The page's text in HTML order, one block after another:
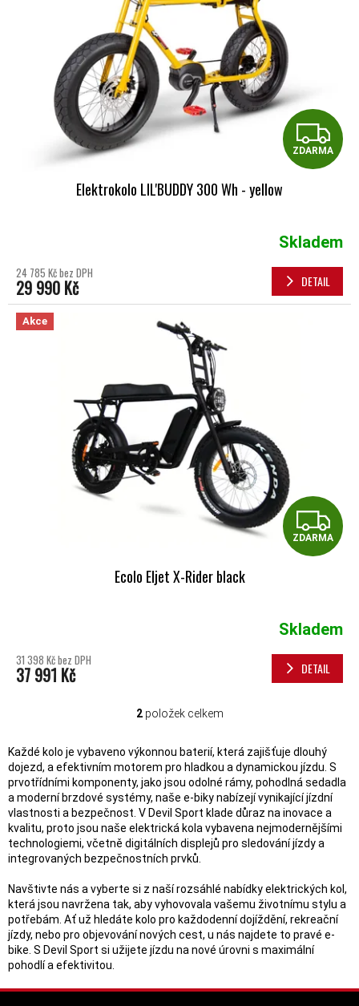
ZDARMA
Elektrokolo LIL'BUDDY 300 Wh - yellow
Skladem
24 785 Kč bez DPH
29 990 Kč DETAIL
Akce
ZDARMA
Ecolo Eljet X-Rider black
Skladem
31 398 Kč bez DPH
37 991 Kč DETAIL
OVLÁDACÍ PRVKY VÝPISU
2položek celkem
Každé kolo je vybaveno výkonnou baterií, která zajišťuje dlouhý
dojezd, a efektivním motorem pro hladkou a dynamickou jízdu. S
prvotřídními komponenty, jako jsou odolné rámy, pohodlná sedadla
a moderní brzdové systémy, naše e-biky nabízejí vynikající jízdní
vlastnosti a bezpečnost. V Devil Sport klade důraz na inovace a
kvalitu, proto jsou naše elektrická kola vybavena nejmodernějšími
technologiemi, včetně digitálních displejů pro sledování jízdy a
integrovaných bezpečnostních prvků.
Navštivte nás a vyberte si z naší rozsáhlé nabídky elektrických kol,
která jsou navržena tak, aby vyhovovala vašemu životnímu stylu a
potřebám. Ať už hledáte kolo pro každodenní dojíždění, rekreační
jízdy, nebo pro objevování nových cest, u nás najdete to pravé e-
bike. S Devil Sport si užijete jízdu na nové úrovni s maximální
pohodlí a efektivitou.
ZÁPATÍ